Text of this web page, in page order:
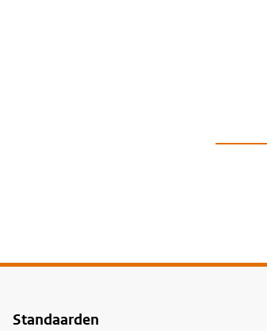
Voet
Standaarden